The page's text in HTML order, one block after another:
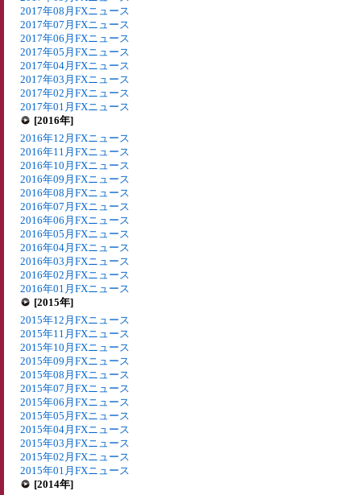
2017年08月FXニュース
2017年07月FXニュース
2017年06月FXニュース
2017年05月FXニュース
2017年04月FXニュース
2017年03月FXニュース
2017年02月FXニュース
2017年01月FXニュース
[2016年]
2016年12月FXニュース
2016年11月FXニュース
2016年10月FXニュース
2016年09月FXニュース
2016年08月FXニュース
2016年07月FXニュース
2016年06月FXニュース
2016年05月FXニュース
2016年04月FXニュース
2016年03月FXニュース
2016年02月FXニュース
2016年01月FXニュース
[2015年]
2015年12月FXニュース
2015年11月FXニュース
2015年10月FXニュース
2015年09月FXニュース
2015年08月FXニュース
2015年07月FXニュース
2015年06月FXニュース
2015年05月FXニュース
2015年04月FXニュース
2015年03月FXニュース
2015年02月FXニュース
2015年01月FXニュース
[2014年]